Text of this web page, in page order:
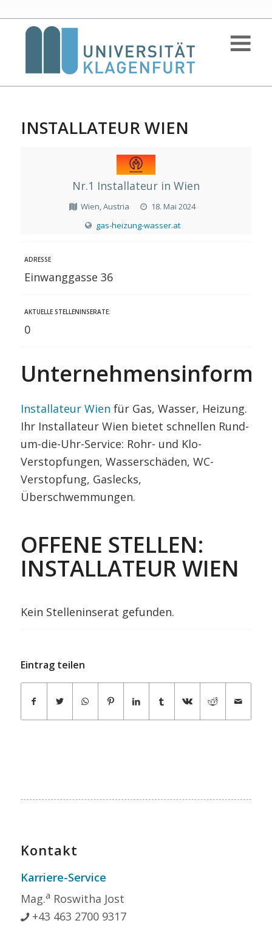
INSTALLATEUR WIEN
Nr.1 Installateur in Wien
Wien, Austria
18. Mai 2024
gas-heizung-wasser.at
ADRESSE
Einwanggasse 36
AKTUELLE STELLENINSERATE:
0
Installateur Wien für Gas, Wasser, Heizung.
Ihr Installateur Wien bietet schnellen Rund-
um-die-Uhr-Service: Rohr- und Klo-
Verstopfungen, Wasserschäden, WC-
Verstopfung, Gaslecks,
Überschwemmungen.
OFFENE STELLEN:
INSTALLATEUR WIEN
Kein Stelleninserat gefunden.
Eintrag teilen
Kontakt
Karriere-Service
Mag.a Roswitha Jost
+43 463 2700 9317